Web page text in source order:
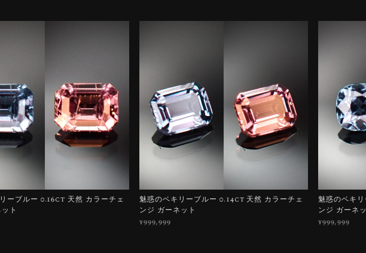
ーブルー 0.16ct 天然 カラーチェ
ト
魅惑のベキリーブルー 0.14ct 天然 カラーチェ
ンジ ガーネット
¥999,999
魅惑のベキ
ンジ ガーネ
¥999,999